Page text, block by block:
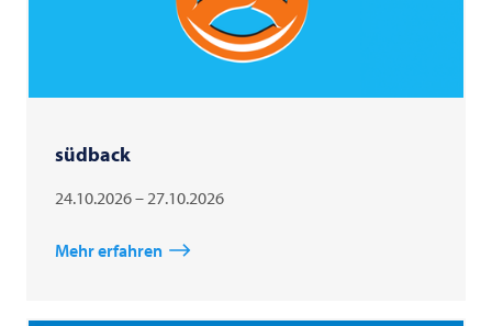
südback
24.10.2026 – 27.10.2026
Mehr erfahren